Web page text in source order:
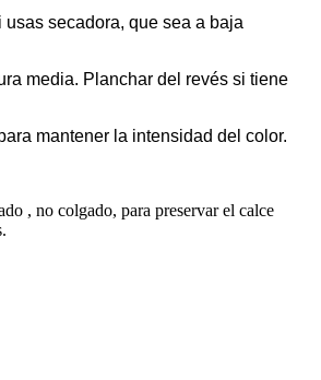
secadora, que sea a baja
media. Planchar del revés si tiene
mantener la intensidad del color.
, no colgado, para preservar el calce